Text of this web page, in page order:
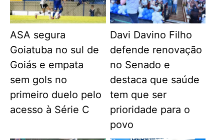
ASA segura
Goiatuba no sul de
Goiás e empata
sem gols no
primeiro duelo pelo
acesso à Série C
Davi Davino Filho
defende renovação
no Senado e
destaca que saúde
tem que ser
prioridade para o
povo